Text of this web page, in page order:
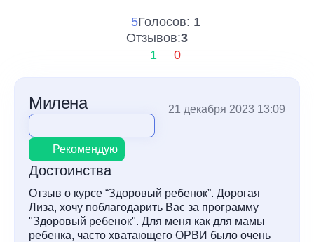
5Голосов: 1
Отзывов:3
1
0
Милена 21 декабря 2023 13:09
Рекомендую
Достоинства
Отзыв о курсе “Здоровый ребенок”. Дорогая
Лиза, хочу поблагодарить Вас за программу
"Здоровый ребенок". Для меня как для мамы
ребенка, часто хватающего ОРВИ было очень